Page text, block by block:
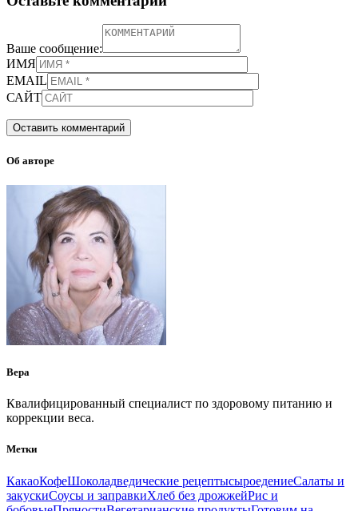
Ваше сообщение:
ИМЯ
EMAIL
САЙТ
Об авторе
Вера
Квалифицированный специалист по здоровому питанию и
коррекции веса.
Метки
КакаоКофеШоколадведические рецептысыроедениеСалаты и
закускиСоусы и заправкиХлеб без дрожжейРис и